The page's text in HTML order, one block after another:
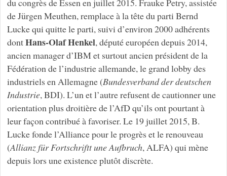
du congrès de Essen en juillet 2015. Frauke Petry, assistée
de Jürgen Meuthen, remplace à la tête du parti Bernd
Lucke qui quitte le parti, suivi d’environ 2000 adhérents
dontHans-Olaf Henkel, député européen depuis 2014,
ancien manager d’IBM et surtout ancien président de la
Fédération de l’industrie allemande, le grand lobby des
industriels en Allemagne (Bundesverband der deutschen
Industrie, BDI). L’un et l’autre refusent de cautionner une
orientation plus droitière de l’AfD qu’ils ont pourtant à
leur façon contribué à favoriser. Le 19 juillet 2015, B.
Lucke fonde l’Alliance pour le progrès et le renouveau
(Allianz für Fortschriftt une Aufbruch, ALFA) qui mène
depuis lors une existence plutôt discrète.